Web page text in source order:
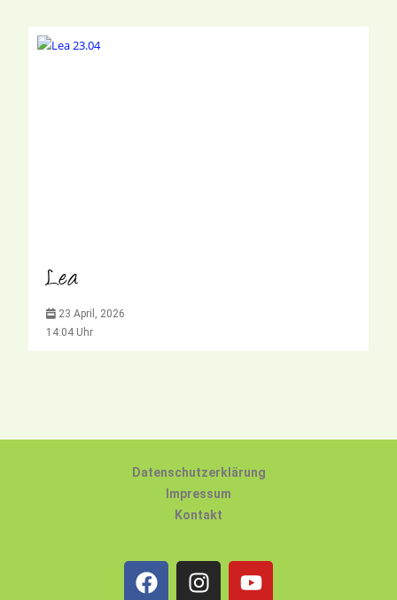
Lea
23 April, 2026
14:04 Uhr
Datenschutzerklärung
Impressum
Kontakt